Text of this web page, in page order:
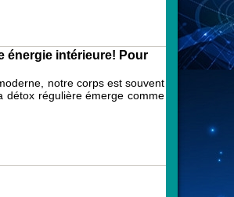
énergie intérieure! Pour
notre corps est souvent
détox régulière émerge comme